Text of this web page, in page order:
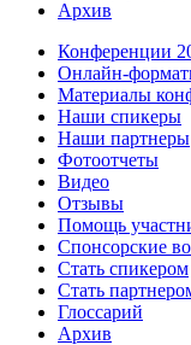
Архив
Конференции
Онлайн-
Материалы
Наши спикеры
Наши партнеры
Фотоотчеты
Видео
Отзывы
Помощь
Спонсорские
Стать спикером
Стать
Глоссарий
Архив